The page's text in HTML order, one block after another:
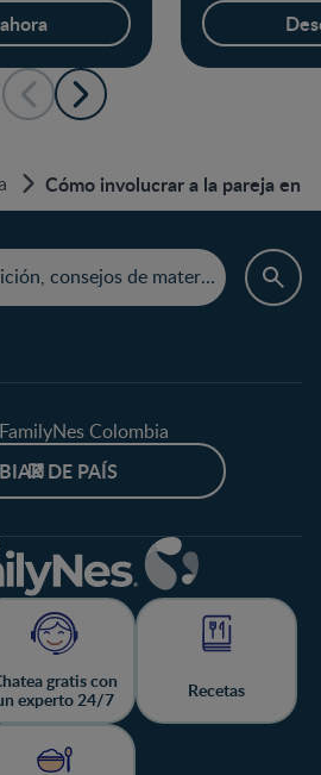
Cómo involucrar a la pareja en
Colombia
DE PAÍS
gratis con
experto 24/7
Recetas